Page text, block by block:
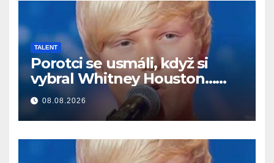
TALENT
Porotci se usmáli, když si
vybral Whitney Houston…
Pak začal zpívat
08.08.2026